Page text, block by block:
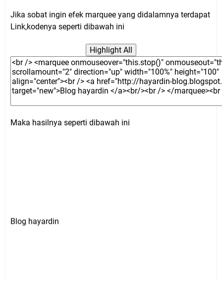
Jika sobat ingin efek marquee yang didalamnya terdapat
Link,kodenya seperti dibawah ini
Maka hasilnya seperti dibawah ini